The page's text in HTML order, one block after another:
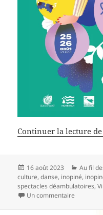
Continuer la lecture de
Publié
le
16 août 2023 Au fil
culture,danse, inopiné,
spectacles déambulatoires,
Un commentaire